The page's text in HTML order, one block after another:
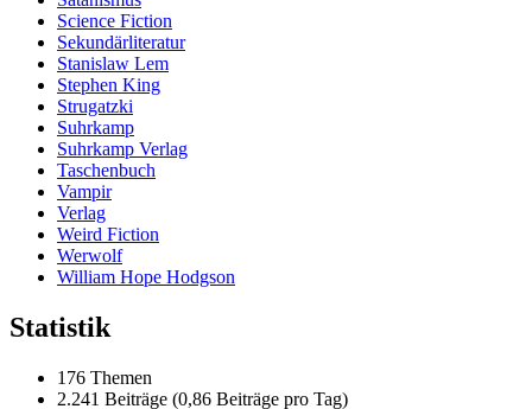
Science Fiction
Sekundärliteratur
Stanislaw Lem
Stephen King
Strugatzki
Suhrkamp
Suhrkamp Verlag
Taschenbuch
Vampir
Verlag
Weird Fiction
Werwolf
William Hope Hodgson
Statistik
176 Themen
2.241 Beiträge (0,86 Beiträge pro Tag)